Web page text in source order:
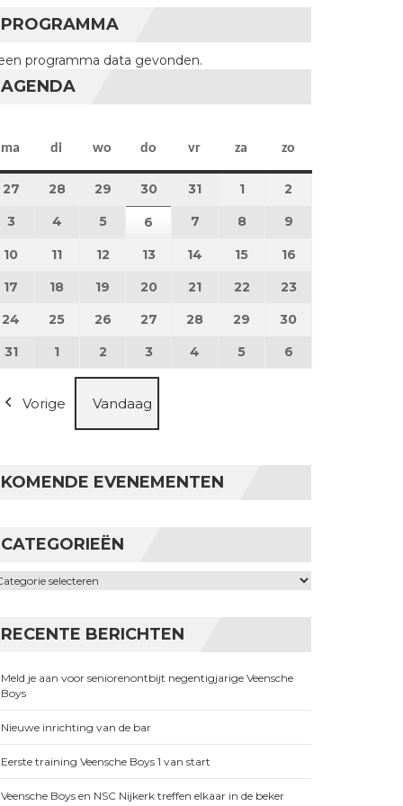
PROGRAMMA
programma data gevonden.
AGENDA
ma maandag
di dinsdag
wo woensdag
do donderdag
vr vrijdag
za zaterdag
zo
27 27 juli 2026
28 28 juli 2026
29 29 juli 2026
3030 juli 2026
31 31 juli 2026
11 augustus 2026
2
3 3 augustus 2026
4 4 augustus 2026
55 augustus 2026
6 6 augustus 2026
7 7 augustus 2026
8 8 augustus 2026
9
10 10 augustus 2026
11 11 augustus 2026
12 12 augustus 2026
13 13 augustus 2026
14 14 augustus 2026
15 15 augustus 2026
16
17 17 augustus 2026
18 18 augustus 2026
19 19 augustus 2026
20 20 augustus 2026
21 21 augustus 2026
22 22 augustus 2026
23
24 24 augustus 2026
25 25 augustus 2026
26 26 augustus 2026
27 27 augustus 2026
28 28 augustus 2026
29 29 augustus 2026
30
3131 augustus 2026
1 1 september 2026
2 2 september 2026
3 3 september 2026
4 4 september 2026
5 5 september 2026
6
Vorige Vandaag
KOMENDE EVENEMENTEN
CATEGORIEËN
RECENTE BERICHTEN
Meld je aan voor seniorenontbijt negentigjarige Veensche
Boys
Nieuwe inrichting van de bar
Eerste training Veensche Boys 1 van start
Veensche Boys en NSC Nijkerk treffen elkaar in de beker